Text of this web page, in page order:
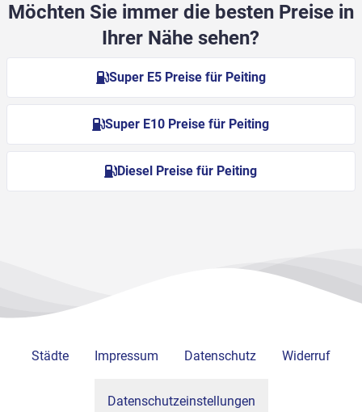
Möchten Sie immer die besten Preise in
Ihrer Nähe sehen?
Super E5 Preise für Peiting
Super E10 Preise für Peiting
Diesel Preise für Peiting
Städte Impressum Datenschutz Widerruf
Datenschutzeinstellungen